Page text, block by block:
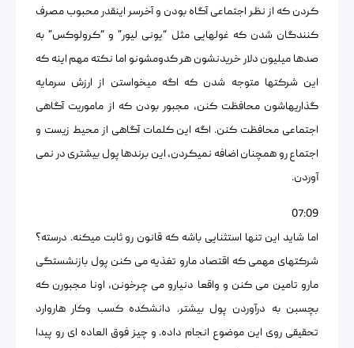
کردن که از نظر اجتماعی آگاه بودن و آخرسر اینقدر محبوب مصرف
کنندگان شدن که غولهایی مثل “یونی لیور” و “کرولوکس” به
صدها میلیون دلار خریدنشون هر کدومشونو اما نکته مهم اینه که
این شرکتها متوجه شدن که اگه میخواستن از ارزش سرمایه
گذاریهاشون محافظت کنن، مجبور بودن که از ماموریت آگاهی
اجتماعی محافظت کنن. اگه این کلمات آگاهی از محیط زیست و
اجتماع رو همچنان اضافه نمیکردن، این برندها پول بیشتری در نمی
آوردن.
07:09
اما شاید این تنها استثنایی باشه که قانون رو ثابت میکنه. درسته؟
شرکتهای مهمی که اقتصاد مارو تغذیه می کنن پول بازنشستگی
مارو تامین می کنن و واقعا دنیارو می چرخونن، اونا مجبورن که
بچسبن به درآوردن پول بیشتر. دانشکده کسب وکار هاروارد
تحقیقی روی این موضوع انجام داده. و چیز فوق العاده ای رو پیدا